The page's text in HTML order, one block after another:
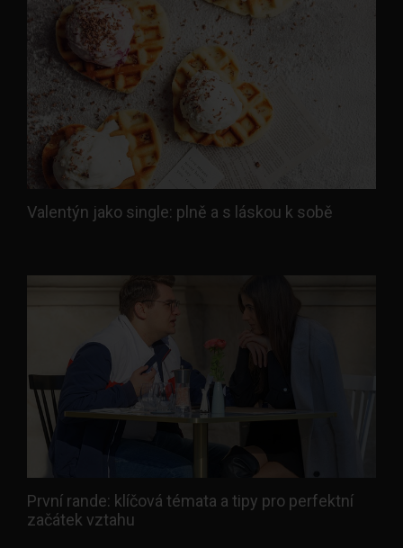
Valentýn jako single: plně a s láskou k sobě
První rande: klíčová témata a tipy pro perfektní
začátek vztahu